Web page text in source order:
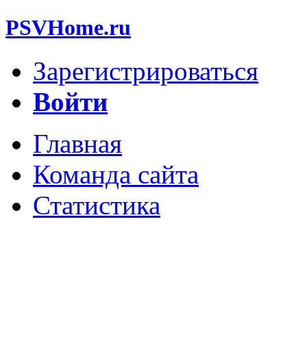
PSVHome.ru
Зарегистрироваться
Войти
Главная
Команда сайта
Статистика